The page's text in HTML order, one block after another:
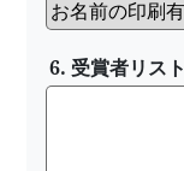
6. 受賞者リスト